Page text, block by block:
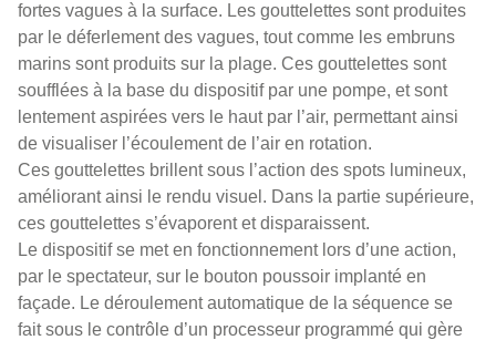
fortes vagues à la surface. Les gouttelettes sont produites
par le déferlement des vagues, tout comme les embruns
marins sont produits sur la plage. Ces gouttelettes sont
soufflées à la base du dispositif par une pompe, et sont
lentement aspirées vers le haut par l’air, permettant ainsi
de visualiser l’écoulement de l’air en rotation.
Ces gouttelettes brillent sous l’action des spots lumineux,
améliorant ainsi le rendu visuel. Dans la partie supérieure,
ces gouttelettes s’évaporent et disparaissent.
Le dispositif se met en fonctionnement lors d’une action,
par le spectateur, sur le bouton poussoir implanté en
façade. Le déroulement automatique de la séquence se
fait sous le contrôle d’un processeur programmé qui gère